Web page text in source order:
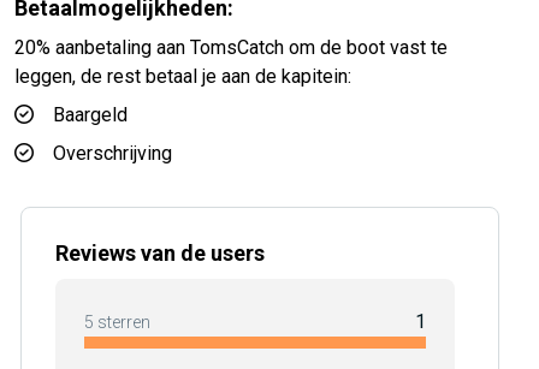
Betaalmogelijkheden:
20% aanbetaling aan TomsCatch om de boot vast te
leggen, de rest betaal je aan de kapitein:
Baargeld
Overschrijving
Reviews van de users
5 sterren 1